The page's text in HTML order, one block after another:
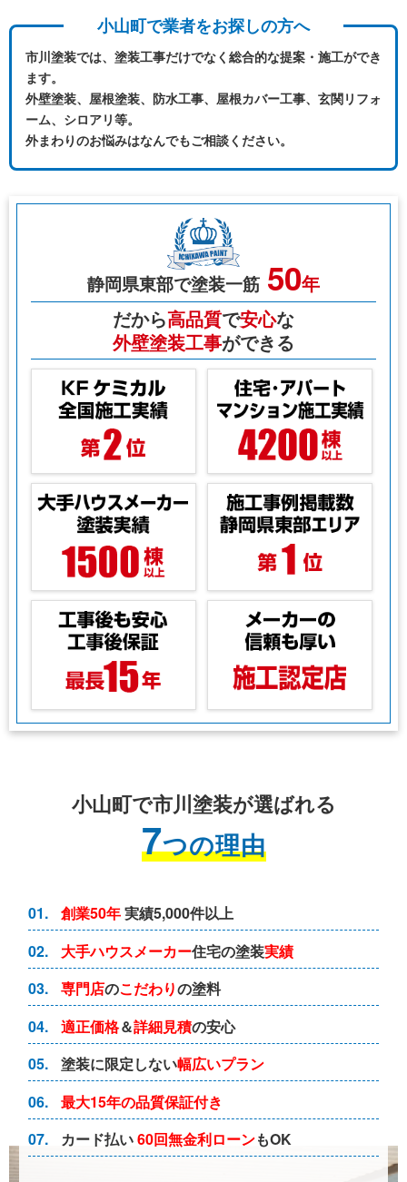
小山町で業者をお探しの方へ
市川塗装では、塗装工事だけでなく総合的な提案・施工ができ
ます。
外壁塗装、屋根塗装、防水工事、屋根カバー工事、玄関リフォ
ーム、シロアリ等。
外まわりのお悩みはなんでもご相談ください。
静岡県東部で塗装一筋 50年
だから高品質で安心な
外壁塗装工事ができる
小山町で市川塗装が選ばれる
7つの理由
01. 創業50年実績5,000件以上
02.
大手ハウスメーカー住宅の塗装実績
03.
専門店のこだわりの塗料
04.
適正価格＆詳細見積の安心
05.
塗装に限定しない幅広いプラン
06.
最大15年の品質保証付き
07.
カード払い60回無金利ローンもOK